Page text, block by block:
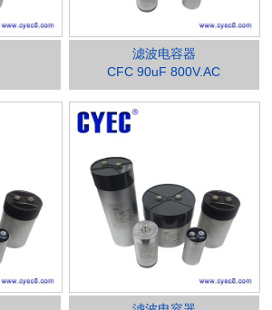
滤波电容器
CFC 90uF 800V.AC